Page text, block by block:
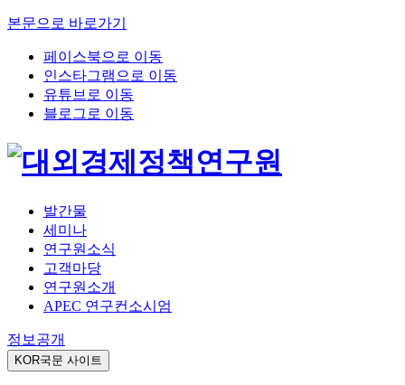
본문으로 바로가기
페이스북으로 이동
인스타그램으로 이동
유튜브로 이동
블로그로 이동
발간물
세미나
연구원소식
고객마당
연구원소개
APEC 연구컨소시엄
정보공개
KOR국문 사이트